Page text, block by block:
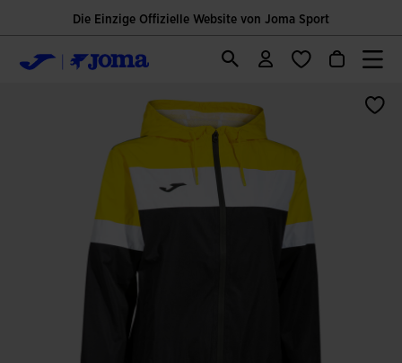
Die Einzige Offizielle Website von Joma Sport